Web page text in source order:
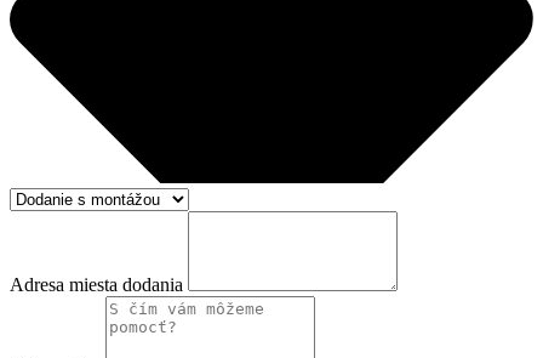
Adresa miesta dodania